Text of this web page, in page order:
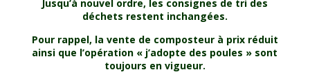
Jusqu’à nouvel ordre, les consignes de tri des
déchets restent inchangées.
Pour rappel, la vente de composteur à prix réduit
ainsi que l’opération « j’adopte des poules » sont
toujours en vigueur.